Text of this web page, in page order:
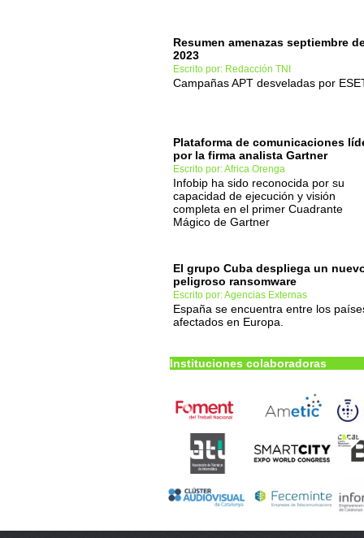
Resumen amenazas septiembre
2023
Escrito por: Redacción TNI
Campañas APT desveladas por
Plataforma de comunicaciones
por la firma analista Gartner
Escrito por: Africa Orenga
Infobip ha sido reconocida por su
capacidad de ejecución y visión
completa en el primer Cuadrante
Mágico de Gartner
El grupo Cuba despliega un
peligroso ransomware
Escrito por: Agencias Externas
España se encuentra entre los
afectados en Europa.
Instituciones colaboradoras